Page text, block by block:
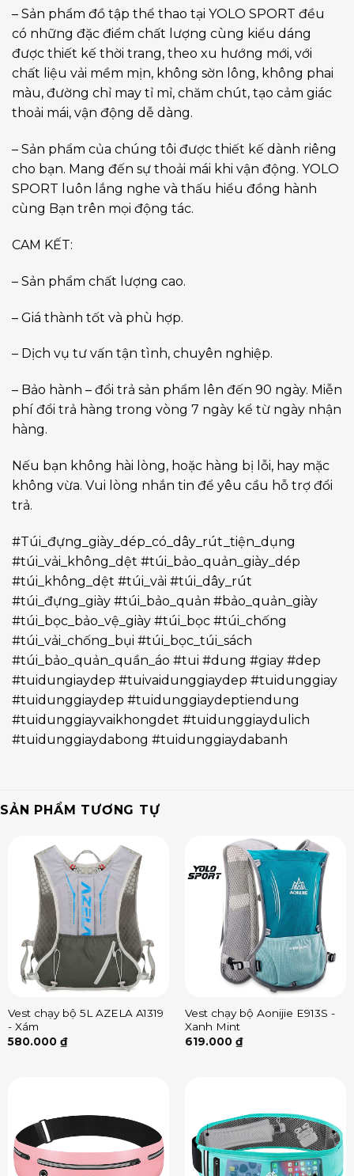
– Sản phẩm đồ tập thể thao tại YOLO SPORT đều
có những đặc điểm chất lượng cùng kiểu dáng
được thiết kế thời trang, theo xu hướng mới, với
chất liệu vải mềm mịn, không sờn lông, không phai
màu, đường chỉ may tỉ mỉ, chăm chút, tạo cảm giác
thoải mái, vận động dễ dàng.
– Sản phẩm của chúng tôi được thiết kế dành riêng
cho bạn. Mang đến sự thoải mái khi vận động. YOLO
SPORT luôn lắng nghe và thấu hiểu đồng hành
cùng Bạn trên mọi động tác.
CAM KẾT:
– Sản phẩm chất lượng cao.
– Giá thành tốt và phù hợp.
– Dịch vụ tư vấn tận tình, chuyên nghiệp.
– Bảo hành – đổi trả sản phẩm lên đến 90 ngày. Miễn
phí đổi trả hàng trong vòng 7 ngày kể từ ngày nhận
hàng.
Nếu bạn không hài lòng, hoặc hàng bị lỗi, hay mặc
không vừa. Vui lòng nhắn tin để yêu cầu hỗ trợ đổi
trả.
#Túi_đựng_giày_dép_có_dây_rút_tiện_dụng
#túi_vải_không_dệt #túi_bảo_quản_giày_dép
#túi_không_dệt #túi_vải #túi_dây_rút
#túi_đựng_giày #túi_bảo_quản #bảo_quản_giày
#túi_bọc_bảo_vệ_giày #túi_bọc #túi_chống
#túi_vải_chống_bụi #túi_bọc_túi_sách
#túi_bảo_quản_quần_áo #tui #dung #giay #dep
#tuidungiaydep #tuivaidunggiaydep #tuidunggiay
#tuidunggiaydep #tuidunggiaydeptiendung
#tuidunggiayvaikhongdet #tuidunggiaydulich
#tuidunggiaydabong #tuidunggiaydabanh
SẢN PHẨM TƯƠNG TỰ
Vest chạy bộ 5L AZELA A1319
- Xám
580.000 ₫
Vest chạy bộ Aonijie E913S -
Xanh Mint
619.000 ₫